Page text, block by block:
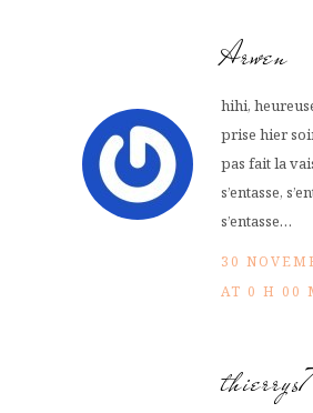
Arwen
hihi,
prise hier
pas fait la
s’entasse,
s’entasse…
30
AT 0 H 00